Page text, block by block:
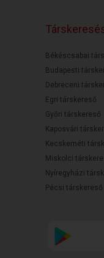
Békéscsabai
Budapesti
Debreceni
Egri társkereső
Győri társkereső
Kaposvári
Kecskeméti
Miskolci
Nyíregyházi
Pécsi társkereső